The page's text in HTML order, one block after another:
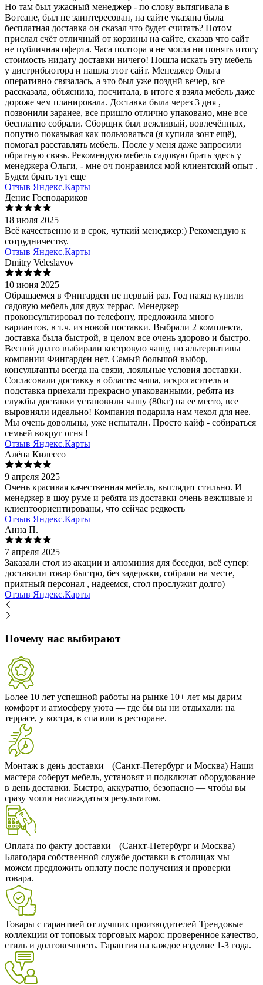
Но там был ужасный менеджер - по слову вытягивала в
Вотсапе, был не заинтересован, на сайте указана была
бесплатная доставка он сказал что будет считать? Потом
прислал счёт отличный от корзины на сайте, сказав что сайт
не публичная оферта. Часа полтора я не могла ни понять итогу
стоимость нидату доставки ничего! Пошла искать эту мебель
у дистрибьютора и нашла этот сайт. Менеджер Ольга
оперативно связалась, а это был уже позднй вечер, все
рассказала, объяснила, посчитала, в итоге я взяла мебель даже
дороже чем планировала. Доставка была через 3 дня ,
позвонили заранее, все пришло отлично упаковано, мне все
бесплатно собрали. Сборщик был вежливый, вовлечённых,
попутно показывая как пользоваться (я купила зонт ещё),
помогал расставлять мебель. После у меня даже запросили
обратную связь. Рекомендую мебель садовую брать здесь у
менеджера Ольги, - мне оч понравился мой клиентский опыт .
Будем брать тут еще
Отзыв Яндекс.Карты
Денис Господариков
18 июля 2025
Всё качественно и в срок, чуткий менеджер:) Рекомендую к
сотрудничеству.
Отзыв Яндекс.Карты
Dmitry Veleslavov
10 июня 2025
Обращаемся в Фингарден не первый раз. Год назад купили
садовую мебель для двух террас. Менеджер
проконсультировал по телефону, предложила много
вариантов, в т.ч. из новой поставки. Выбрали 2 комплекта,
доставка была быстрой, в целом все очень здорово и быстро.
Весной долго выбирали костровую чашу, но альтернативы
компании Фингарден нет. Самый большой выбор,
консультанты всегда на связи, лояльные условия доставки.
Согласовали доставку в область: чаша, искрогаситель и
подставка приехали прекрасно упакованными, ребята из
службы доставки установили чашу (80кг) на ее место, все
выровняли идеально! Компания подарила нам чехол для нее.
Мы очень довольны, уже испытали. Просто кайф - собираться
семьей вокруг огня !
Отзыв Яндекс.Карты
Алёна Килессо
9 апреля 2025
Очень красивая качественная мебель, выглядит стильно. И
менеджер в шоу руме и ребята из доставки очень вежливые и
клиентоориентированы, что сейчас редкость
Отзыв Яндекс.Карты
Анна П.
7 апреля 2025
Заказали стол из акации и алюминия для беседки, всё супер:
доставили товар быстро, без задержки, собрали на месте,
приятный персонал , надеемся, стол прослужит долго)
Отзыв Яндекс.Карты
Почему нас выбирают
Более 10 лет успешной работы на рынке 10+ лет мы дарим
комфорт и атмосферу уюта — где бы вы ни отдыхали: на
террасе, у костра, в спа или в ресторане.
Монтаж в день доставки (Санкт-Петербург и Москва) Наши
мастера соберут мебель, установят и подключат оборудование
в день доставки. Быстро, аккуратно, безопасно — чтобы вы
сразу могли наслаждаться результатом.
Оплата по факту доставки (Санкт-Петербург и Москва)
Благодаря собственной службе доставки в столицах мы
можем предложить оплату после получения и проверки
товара.
Товары с гарантией от лучших производителей Трендовые
коллекции от топовых торговых марок: проверенное качество,
стиль и долговечность. Гарантия на каждое изделие 1-3 года.